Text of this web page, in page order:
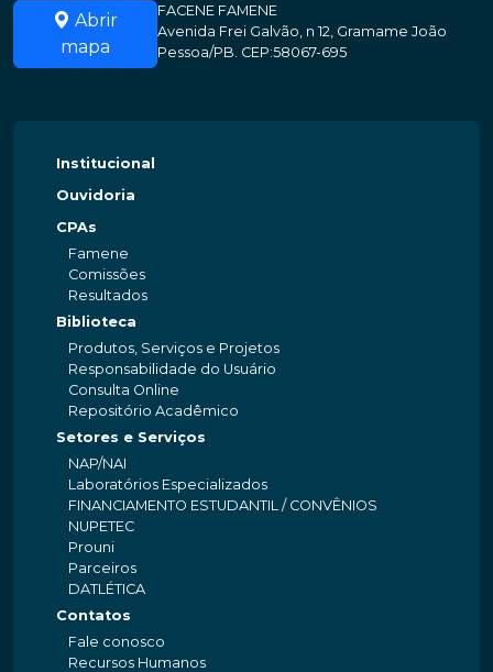
Abrir
mapa
FACENE FAMENE
Avenida Frei Galvão, n 12, Gramame João
Pessoa/PB. CEP:58067-695
Institucional
Ouvidoria
CPAs
Famene
Comissões
Resultados
Biblioteca
Produtos, Serviços e Projetos
Responsabilidade do Usuário
Consulta Online
Repositório Acadêmico
Setores e Serviços
NAP/NAI
Laboratórios Especializados
FINANCIAMENTO ESTUDANTIL / CONVÊNIOS
NUPETEC
Prouni
Parceiros
DATLÉTICA
Contatos
Fale conosco
Recursos Humanos